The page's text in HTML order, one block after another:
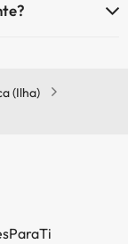
(Ilha)